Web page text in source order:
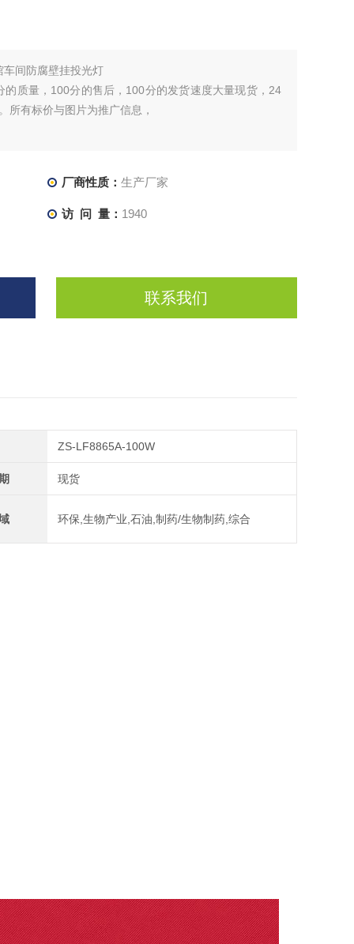
间防腐壁挂投光灯
质量，100分的售后，100分的发货速度大量现货，24
所有标价与图片为推广信息，
厂商性质： 生产厂家
访 问 量： 1940
联系我们
ZS-LF8865A-100W
现货
环保,生物产业,石油,制药/生物制药,综合